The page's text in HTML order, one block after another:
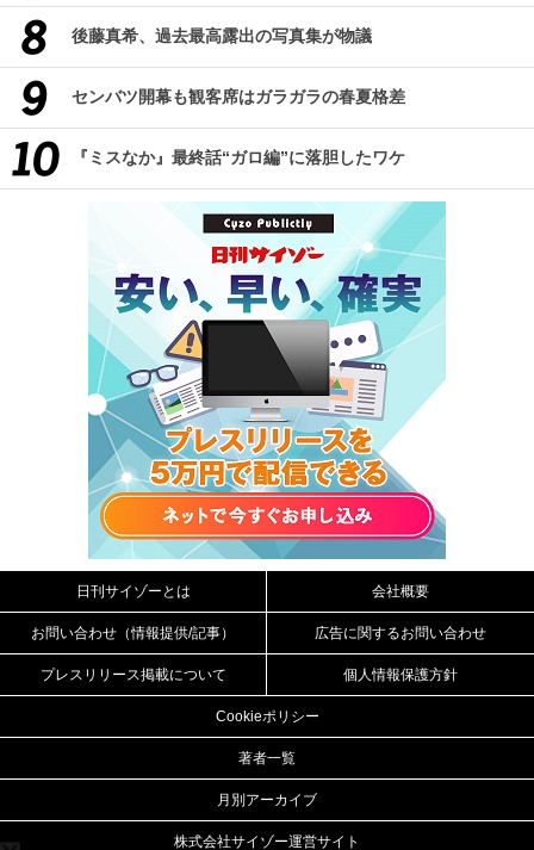
後藤真希、過去最高露出の写真集が物議
センバツ開幕も観客席はガラガラの春夏格差
『ミスなか』最終話“ガロ編”に落胆したワケ
日刊サイゾーとは 会社概要
お問い合わせ（情報提供/記事） 広告に関するお問い合わせ
プレスリリース掲載について 個人情報保護方針
Cookieポリシー
著者一覧
月別アーカイブ
株式会社サイゾー運営サイト